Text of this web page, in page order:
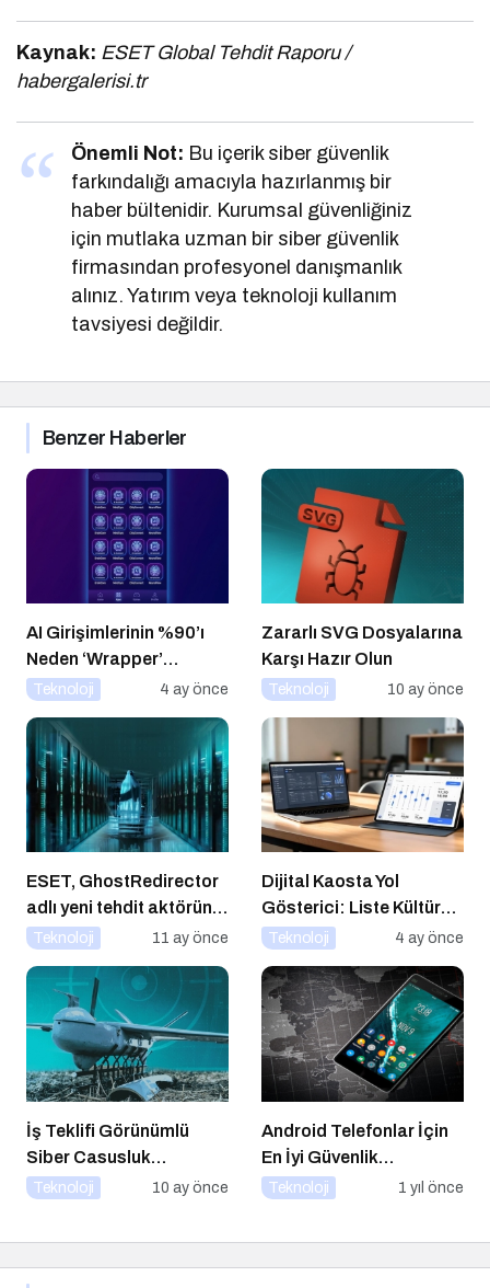
Kaynak: ESET Global Tehdit Raporu /
habergalerisi.tr
Önemli Not: Bu içerik siber güvenlik
farkındalığı amacıyla hazırlanmış bir
haber bültenidir. Kurumsal güvenliğiniz
için mutlaka uzman bir siber güvenlik
firmasından profesyonel danışmanlık
alınız. Yatırım veya teknoloji kullanım
tavsiyesi değildir.
Benzer Haberler
AI Girişimlerinin %90’ı
Neden ‘Wrapper’
Kalıyor?
Teknoloji 4 ay önce
Zararlı SVG Dosyalarına
Karşı Hazır Olun
Teknoloji 10 ay önce
ESET, GhostRedirector
adlı yeni tehdit aktörünü
keşfetti
Teknoloji 11 ay önce
Dijital Kaosta Yol
Gösterici: Liste Kültürü
ve İnteraktif Çözümlerin
Teknoloji 4 ay önce
İş Teklifi Görünümlü
Siber Casusluk
Operasyonu
Teknoloji 10 ay önce
Android Telefonlar İçin
En İyi Güvenlik
Uygulamaları
Teknoloji 1 yıl önce